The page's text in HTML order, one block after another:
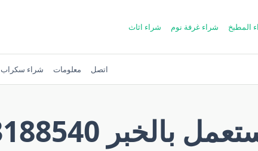
شراء اثاث شراء غرفة نوم المطبخ
شراء سكراب معلومات اتصل